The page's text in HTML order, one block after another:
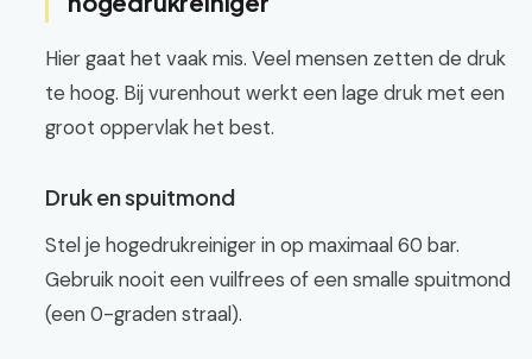
Hier gaat het vaak mis. Veel mensen zetten de druk
te hoog. Bij vurenhout werkt een lage druk met een
groot oppervlak het best.
Druk en spuitmond
Stel je hogedrukreiniger in op maximaal 60 bar.
Gebruik nooit een vuilfrees of een smalle spuitmond
(een 0-graden straal).